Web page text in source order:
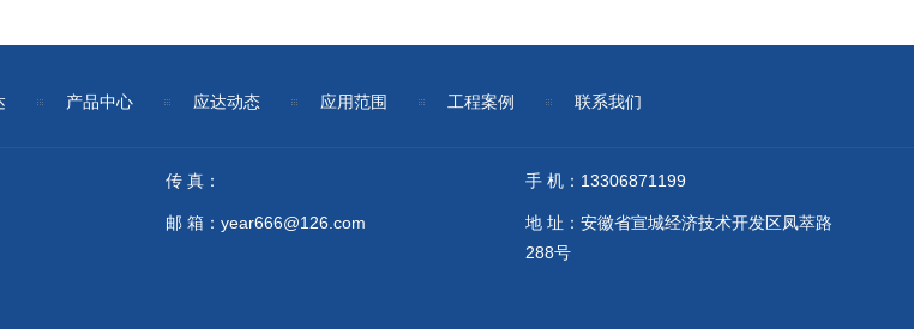
产品中心 应达动态 应用范围 工程案例 联系我们
传 真： 手 机：13306871199
邮 箱：year666@126.com
地 址：安徽省宣城经济技术开发区凤萃路
288号